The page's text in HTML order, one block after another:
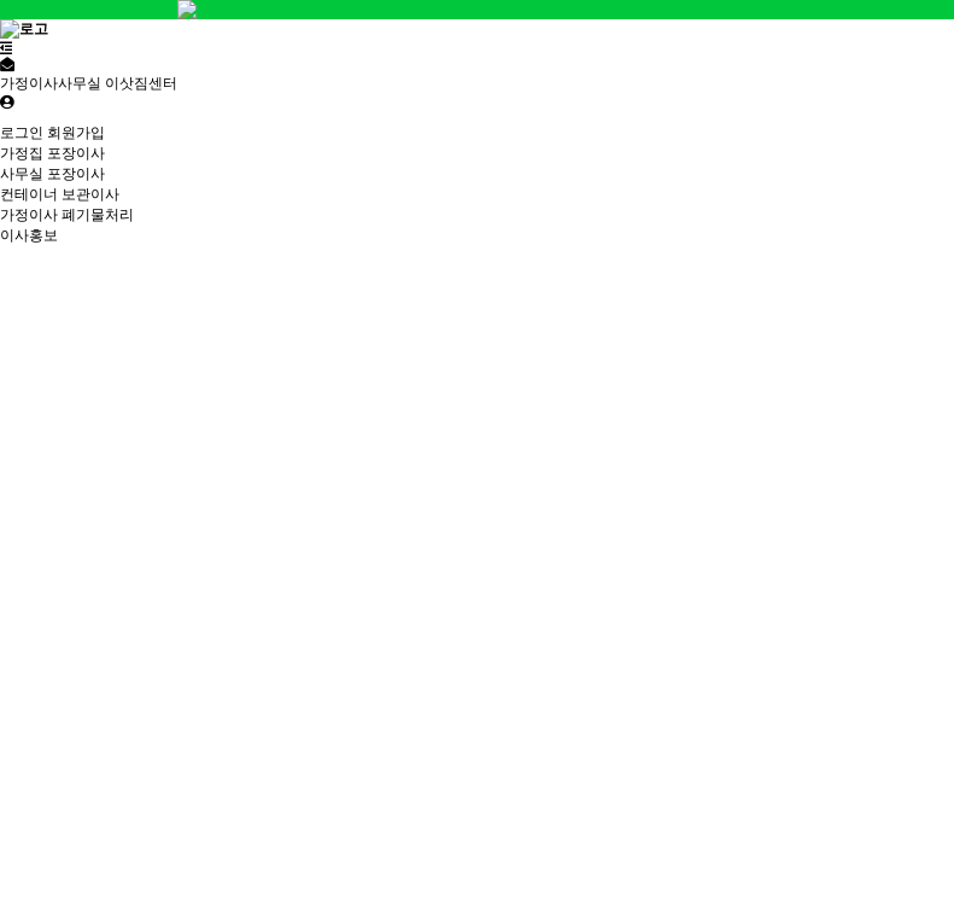
가정이사사무실 이삿짐센터
로그인 회원가입
가정집 포장이사
사무실 포장이사
컨테이너 보관이사
가정이사 폐기물처리
이사홍보